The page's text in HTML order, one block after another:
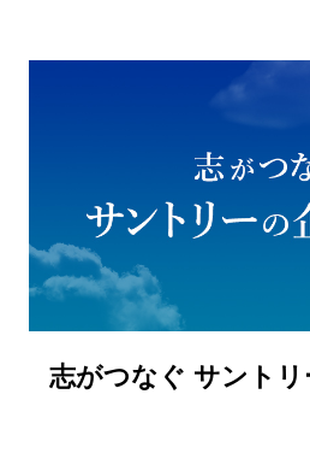
志がつなぐ サントリ